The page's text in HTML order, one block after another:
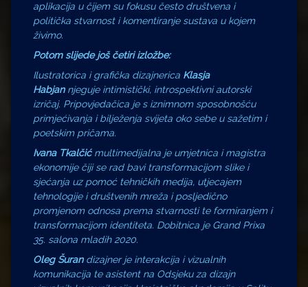
aplikacija u čijem su fokusu često društvena i
politička stvarnost i komentiranje sustava u kojem
živimo.
Potom slijede još četiri izložbe:
Ilustratorica i grafička dizajnerica Klasja
Habjannjeguje intimistički, introspektivni autorski
izričaj. Pripovjedačica je s iznimnom sposobnošću
primjećivanja i bilježenja svijeta oko sebe u sažetim i
poetskim pričama.
Ivana Tkalčićmultimedijalna je umjetnica i magistra
ekonomije čiji se rad bavi transformacijom slike i
sjećanja uz pomoć tehničkih medija, utjecajem
tehnologije i društvenih mreža i posljedično
promjenom odnosa prema stvarnosti te formiranjem i
transformacijom identiteta. Dobitnica je Grand Prixa
35. salona mladih 2020.
Oleg Šurandizajner je interakcija i vizualnih
komunikacija te asistent na Odsjeku za dizajn